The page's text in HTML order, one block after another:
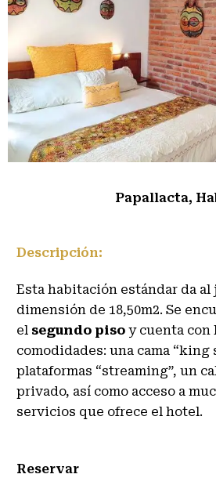
Papallacta,
Descripción:
Esta habitación estándar da
dimensión de 18,50m2. Se
el segundo piso y cuenta con
comodidades: una cama “king
plataformas “streaming”, un
privado, así como acceso a
servicios que ofrece el hotel.
Reservar